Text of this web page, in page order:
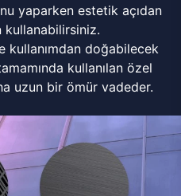
yaparken estetik açıdan
kullanımdan doğabilecek
kullanılan özel
uzun bir ömür vadeder.